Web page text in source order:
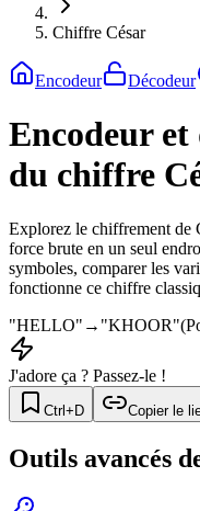
Chiffre César
Encodeur Décodeur
Encodeur et
du chiffre
Explorez le chiffrement de
force brute en un seul
symboles, comparer les
fonctionne ce chiffre
"HELLO" → "KHOOR"(
J'adore ça ? Passez-le !
Ctrl+D Copier le
Outils avancés